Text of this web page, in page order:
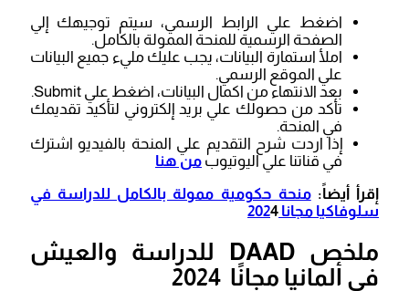
اضغط علي الرابط الرسمي، سيتم توجيهك إلي
الصفحة الرسمية للمنحة الممولة بالكامل.
املأ استمارة البيانات، يجب عليك مليء جميع البيانات
علي الموقع الرسمي.
بعد الانتهاء من اكمال البيانات، اضغط علي Submit.
تأكد من حصولك علي بريد إلكتروني لتأكيد تقديمك
في المنحة.
إذا اردت شرح التقديم علي المنحة بالفيديو اشترك
في قناتنا علي اليوتيوب من هنا
إقرأ أيضاً:منحة حكومية ممولة بالكامل للدراسة في
سلوفاكيا مجانا 202 4
ملخص DAAD للدراسة والعيش
في ألمانيا مجانًا 2024